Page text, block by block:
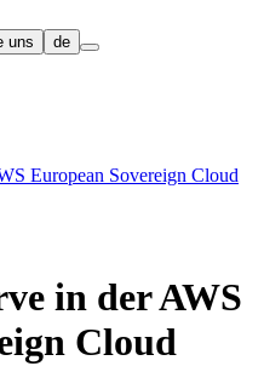
uns
de
European Sovereign Cloud
in der AWS
Cloud